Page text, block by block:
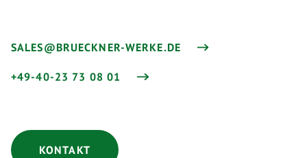
SALES@BRUECKNER-WERKE.DE
+49-40-23 73 08 01
KONTAKT